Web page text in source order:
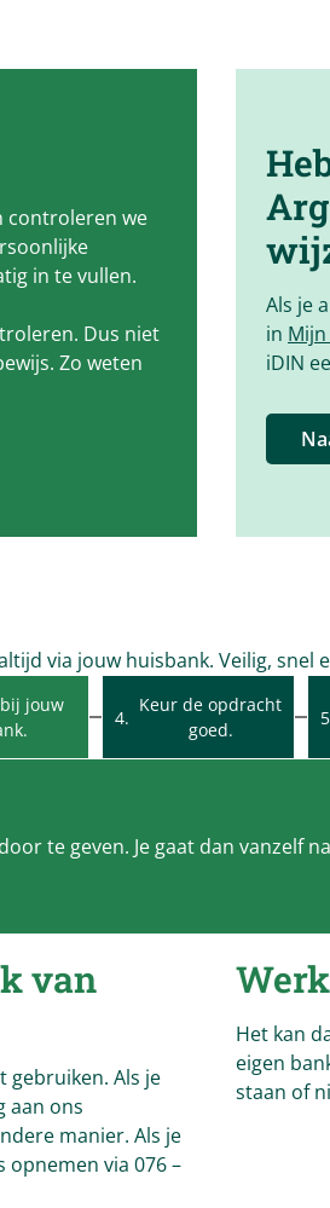
controleren we
in te vullen.
Dus niet
Zo weten
Als je
in
iDIN
via jouw huisbank. Veilig, snel
jouw
Keur de opdracht
goed.
te geven. Je gaat dan vanzelf
van
gebruiken. Als je
aan ons
manier. Als je
via 076 –
Het kan
eigen
staan of